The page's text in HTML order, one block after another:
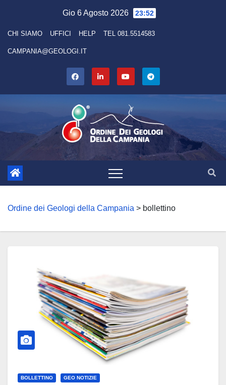
content
Gio 6 Agosto 2026 23:52
CHI SIAMO UFFICI HELP TEL 081.5514583
CAMPANIA@GEOLOGI.IT
Ordine dei Geologi della Campania > bollettino
BOLLETTINO GEO NOTIZIE